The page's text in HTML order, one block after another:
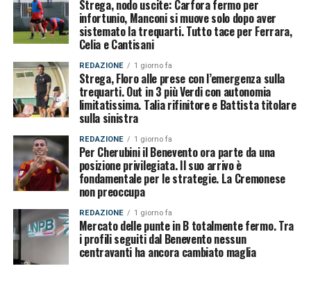
Strega, nodo uscite: Carfora fermo per
infortunio, Manconi si muove solo dopo aver
sistemato la trequarti. Tutto tace per Ferrara,
Celia e Cantisani
REDAZIONE 1 giorno fa
Strega, Floro alle prese con l’emergenza sulla
trequarti. Out in 3 più Verdi con autonomia
limitatissima. Talia rifinitore e Battista titolare
sulla sinistra
REDAZIONE 1 giorno fa
Per Cherubini il Benevento ora parte da una
posizione privilegiata. Il suo arrivo è
fondamentale per le strategie. La Cremonese
non preoccupa
REDAZIONE 1 giorno fa
Mercato delle punte in B totalmente fermo. Tra
i profili seguiti dal Benevento nessun
centravanti ha ancora cambiato maglia